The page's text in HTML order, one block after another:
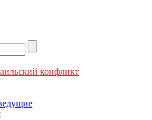
конфликт